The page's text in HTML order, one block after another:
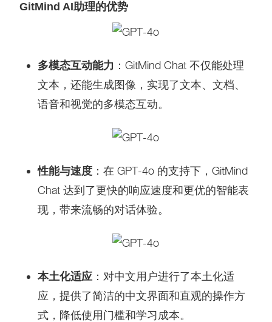
GitMind AI助理的优势
多模态互动能力 ：GitMind Chat 不仅能处理
文本，还能生成图像，实现了文本、文档、
语音和视觉的多模态互动。
性能与速度 ：在 GPT-4o 的支持下，GitMind
Chat 达到了更快的响应速度和更优的智能表
现，带来流畅的对话体验。
本土化适应 ：对中文用户进行了本土化适
应，提供了简洁的中文界面和直观的操作方
式，降低使用门槛和学习成本。